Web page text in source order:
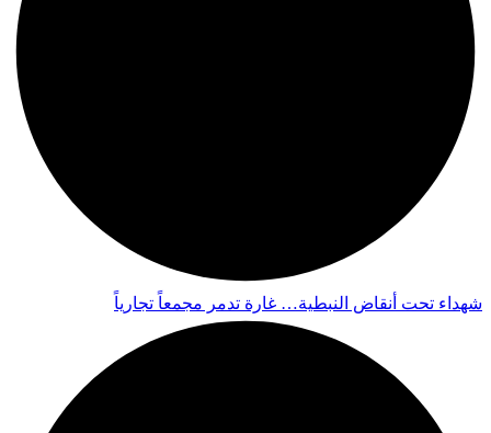
شهداء تحت أنقاض النبطية… غارة تدمر مجمعاً تجارياً